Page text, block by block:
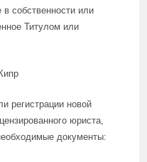
собственности или
Титулом или
регистрации новой
юриста,
документы: